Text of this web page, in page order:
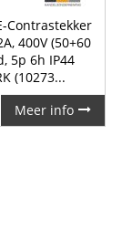
Contrastekker
400V (50+60
5p 6h IP44
(10273...
Meer info